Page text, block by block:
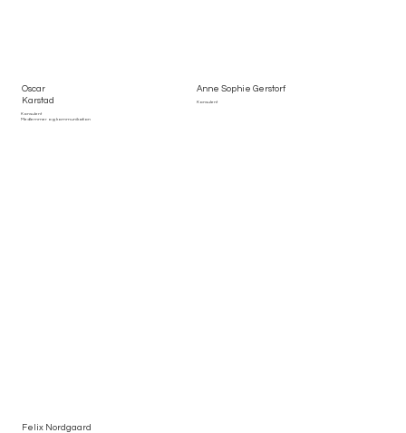
Oscar
Karstad
Konsulent
Medlemmer og kommunikation
Anne Sophie Gerstorf
Konsulent
Felix Nordgaard